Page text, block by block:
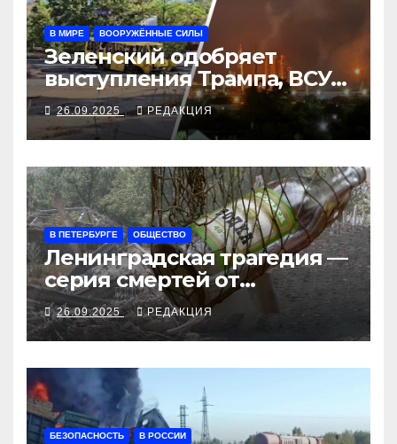
В МИРЕ ВООРУЖЁННЫЕ СИЛЫ
Зеленский одобряет
выступления Трампа, ВСУ
закрыли Добропольский
рубеж
26.09.2025 РЕДАКЦИЯ
В ПЕТЕРБУРГЕ ОБЩЕСТВО
Ленинградская трагедия —
серия смертей от
алкосуррогата
26.09.2025 РЕДАКЦИЯ
БЕЗОПАСНОСТЬ В РОССИИ